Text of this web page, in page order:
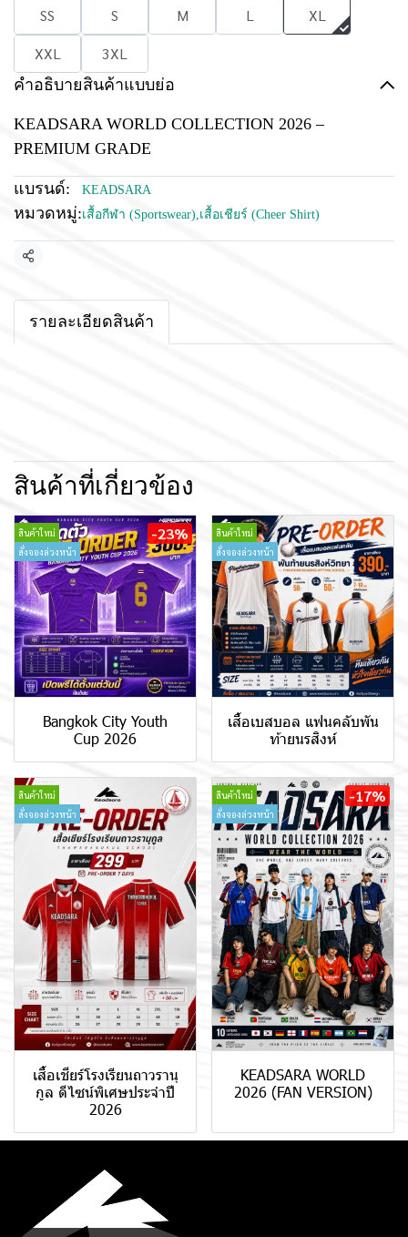
SS S M L
XL
XXL
3XL
คำอธิบายสินค้าแบบย่อ
KEADSARA WORLD COLLECTION 2026 –
PREMIUM GRADE
แบรนด์: KEADSARA
หมวดหมู่:เสื้อกีฬา (Sportswear),เสื้อเชียร์ (Cheer Shirt)
แชร์
รายละเอียดสินค้า
สินค้าที่เกี่ยวข้อง
สินค้าใหม่
สั่งจองล่วงหน้า
-23%
Bangkok City Youth
Cup 2026
สินค้าใหม่
สั่งจองล่วงหน้า
เสื้อเบสบอล แฟนคลับพัน
ท้ายนรสิงห์
สินค้าใหม่
สั่งจองล่วงหน้า
เสื้อเชียร์โรงเรียนถาวรานุ
กูล ดีไซน์พิเศษประจำปี
2026
สินค้าใหม่
สั่งจองล่วงหน้า
-17%
KEADSARA WORLD
2026 (FAN VERSION)